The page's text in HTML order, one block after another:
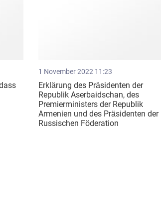
1 November 2022 11:23
Erklärung des Präsidenten der
Republik Aserbaidschan, des
Premierministers der Republik
Armenien und des Präsidenten der
Russischen Föderation